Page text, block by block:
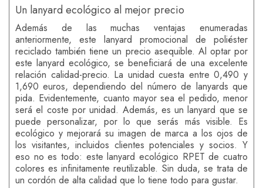
Un lanyard ecológico al mejor precio
Además de las muchas ventajas enumeradas
anteriormente, este lanyard promocional de poliéster
reciclado también tiene un precio asequible. Al optar por
este lanyard ecológico, se beneficiará de una excelente
relación calidad-precio. La unidad cuesta entre 0,490 y
1,690 euros, dependiendo del número de lanyards que
pida. Evidentemente, cuanto mayor sea el pedido, menor
será el coste por unidad. Además, es un lanyard que se
puede personalizar, por lo que serás más visible. Es
ecológico y mejorará su imagen de marca a los ojos de
los visitantes, incluidos clientes potenciales y socios. Y
eso no es todo: este lanyard ecológico RPET de cuatro
colores es infinitamente reutilizable. Sin duda, se trata de
un cordón de alta calidad que lo tiene todo para gustar.